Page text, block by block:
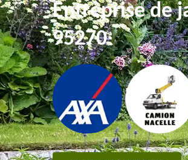
Entreprise de
95270